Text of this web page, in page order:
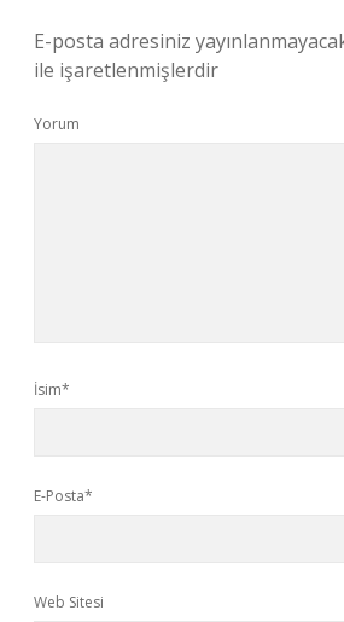
E-posta adresiniz
ile işaretlenmişlerdir
Yorum
İsim*
E-Posta*
Web Sitesi